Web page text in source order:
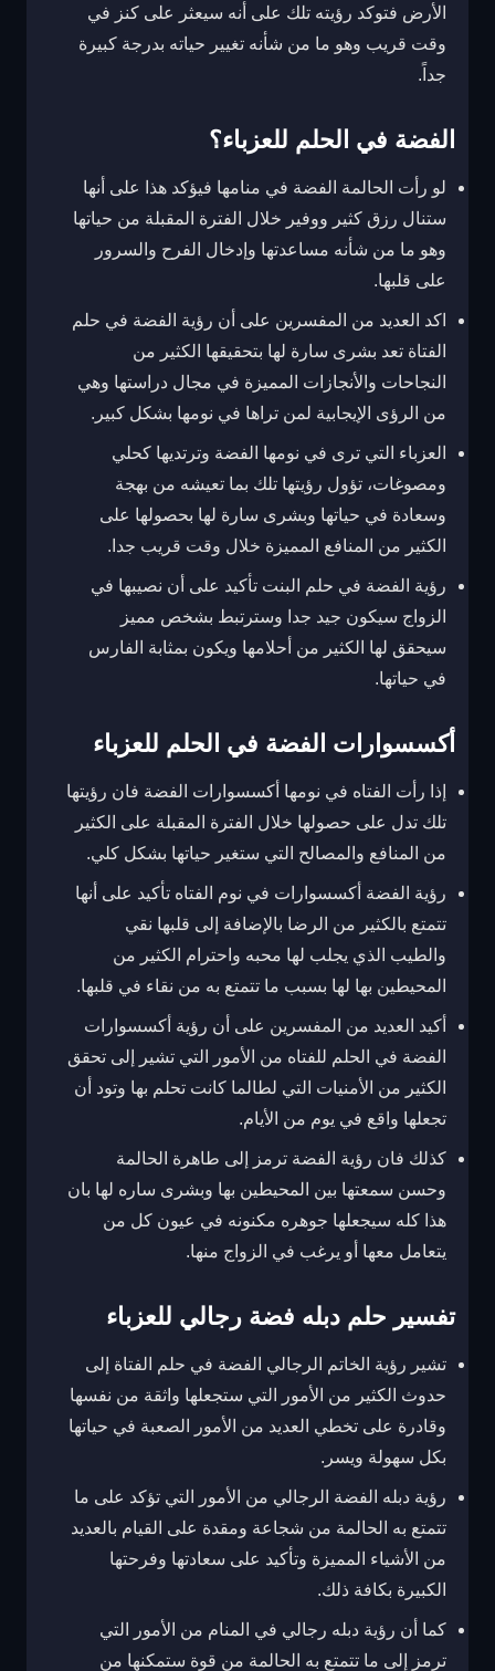
الأرض فتوكد رؤيته تلك على أنه سيعثر على كنز في
وقت قريب وهو ما من شأنه تغيير حياته بدرجة كبيرة
جداً.
الفضة في الحلم للعزباء؟
لو رأت الحالمة الفضة في منامها فيؤكد هذا على أنها
ستنال رزق كثير ووفير خلال الفترة المقبلة من حياتها
وهو ما من شأنه مساعدتها وإدخال الفرح والسرور
على قلبها.
اكد العديد من المفسرين على أن رؤية الفضة في حلم
الفتاة تعد بشرى سارة لها بتحقيقها الكثير من
النجاحات والأنجازات المميزة في مجال دراستها وهي
من الرؤى الإيجابية لمن تراها في نومها بشكل كبير.
العزباء التي ترى في نومها الفضة وترتديها كحلي
ومصوغات، تؤول رؤيتها تلك بما تعيشه من بهجة
وسعادة في حياتها وبشرى سارة لها بحصولها على
الكثير من المنافع المميزة خلال وقت قريب جدا.
رؤية الفضة في حلم البنت تأكيد على أن نصيبها في
الزواج سيكون جيد جدا وسترتبط بشخص مميز
سيحقق لها الكثير من أحلامها ويكون بمثابة الفارس
في حياتها.
أكسسوارات الفضة في الحلم للعزباء
إذا رأت الفتاه في نومها أكسسوارات الفضة فان رؤيتها
تلك تدل على حصولها خلال الفترة المقبلة على الكثير
من المنافع والمصالح التي ستغير حياتها بشكل كلي.
رؤية الفضة أكسسوارات في نوم الفتاه تأكيد على أنها
تتمتع بالكثير من الرضا بالإضافة إلى قلبها نقي
والطيب الذي يجلب لها محبه واحترام الكثير من
المحيطين بها لها بسبب ما تتمتع به من نقاء في قلبها.
أكيد العديد من المفسرين على أن رؤية أكسسوارات
الفضة في الحلم للفتاه من الأمور التي تشير إلى تحقق
الكثير من الأمنيات التي لطالما كانت تحلم بها وتود أن
تجعلها واقع في يوم من الأيام.
كذلك فان رؤية الفضة ترمز إلى طاهرة الحالمة
وحسن سمعتها بين المحيطين بها وبشرى ساره لها بان
هذا كله سيجعلها جوهره مكنونه في عيون كل من
يتعامل معها أو يرغب في الزواج منها.
تفسير حلم دبله فضة رجالي للعزباء
تشير رؤية الخاتم الرجالي الفضة في حلم الفتاة إلى
حدوث الكثير من الأمور التي ستجعلها واثقة من نفسها
وقادرة على تخطي العديد من الأمور الصعبة في حياتها
بكل سهولة ويسر.
رؤية دبله الفضة الرجالي من الأمور التي تؤكد على ما
تتمتع به الحالمة من شجاعة ومقدة على القيام بالعديد
من الأشياء المميزة وتأكيد على سعادتها وفرحتها
الكبيرة بكافة ذلك.
كما أن رؤية دبله رجالي في المنام من الأمور التي
ترمز إلى ما تتمتع به الحالمة من قوة ستمكنها من